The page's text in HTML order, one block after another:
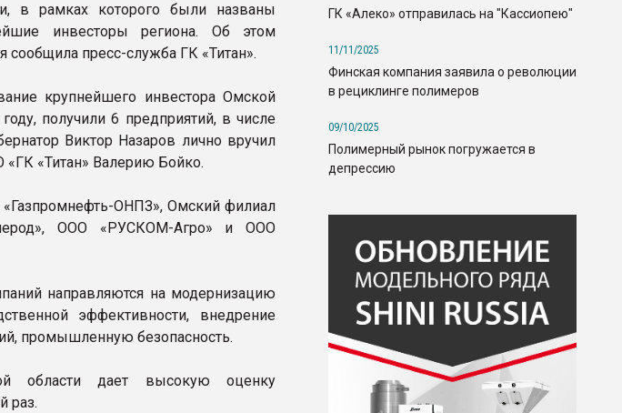
в рамках которого были названы
инвесторы региона. Об этом
сообщила пресс-служба ГК «Титан».
крупнейшего инвестора Омской
получили 6 предприятий, в числе
Виктор Назаров лично вручил
«ГК «Титан» Валерию Бойко.
ОНПЗ», Омский филиал
ООО «РУСКОМ-Агро» и ООО
направляются на модернизацию
эффективности, внедрение
промышленную безопасность.
области дает высокую оценку
раз.
ГК «Алеко» отправилась на "Кассиопею"
11/11/2025
Финская компания заявила о революции
в рециклинге полимеров
09/10/2025
Полимерный рынок погружается в
депрессию